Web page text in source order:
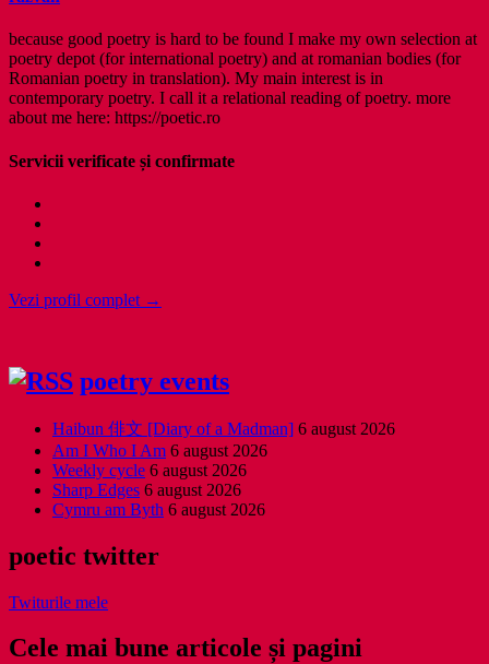
because good poetry is hard to be found I make my own selection at
poetry depot (for international poetry) and at romanian bodies (for
Romanian poetry in translation). My main interest is in
contemporary poetry. I call it a relational reading of poetry. more
about me here: https://poetic.ro
Servicii verificate și confirmate
Vezi profil complet →
poetry events
Haibun 俳文 [Diary of a Madman] 6 august 2026
Am I Who I Am 6 august 2026
Weekly cycle 6 august 2026
Sharp Edges 6 august 2026
Cymru am Byth 6 august 2026
poetic twitter
Twiturile mele
Cele mai bune articole și pagini